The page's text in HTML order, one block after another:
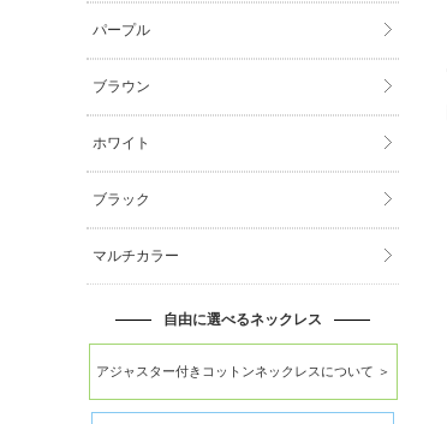
パープル
ブラウン
ホワイト
ブラック
マルチカラー
自由に選べるネックレス
アジャスター付きコットンネックレスについて ＞